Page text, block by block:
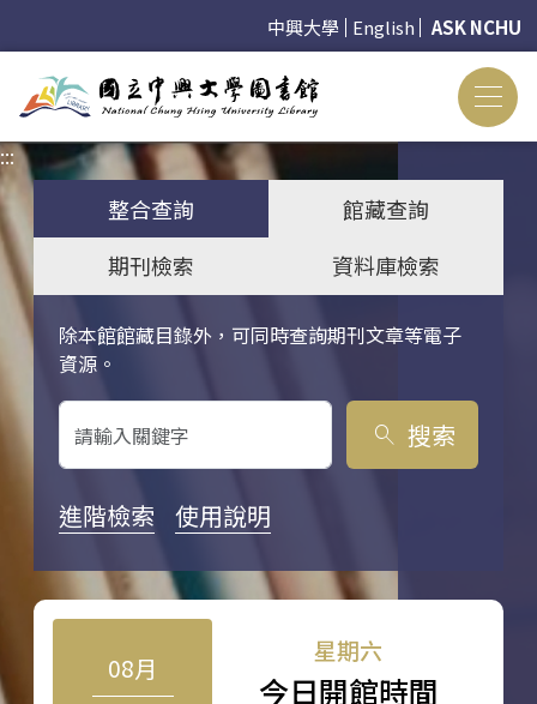
中興大學 English ASK NCHU
:::
整合查詢
館藏查詢
期刊檢索
資料庫檢索
除本館館藏目錄外，可同時查詢期刊文章等電子
資源。
關鍵字搜尋
search 搜索
進階檢索 使用說明
08月
星期六
今日開館時間